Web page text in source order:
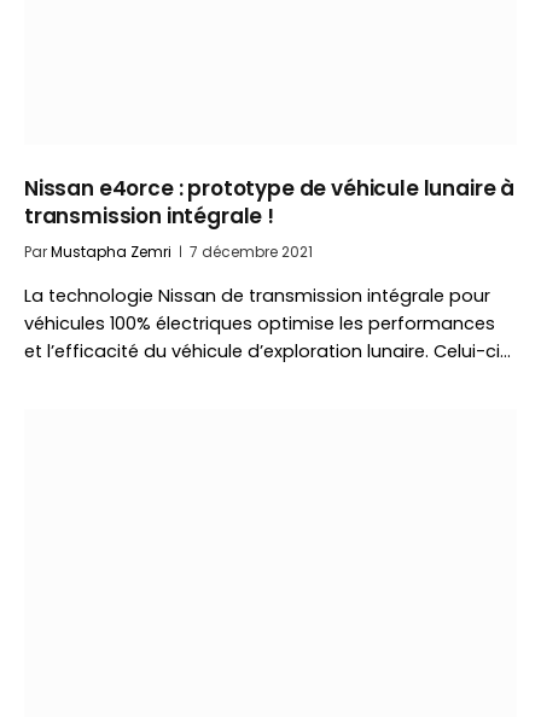
Nissan e4orce : prototype de véhicule lunaire à
transmission intégrale !
ParMustapha Zemri 7 décembre 2021
La technologie Nissan de transmission intégrale pour
véhicules 100% électriques optimise les performances
et l’efficacité du véhicule d’exploration lunaire. Celui-ci…